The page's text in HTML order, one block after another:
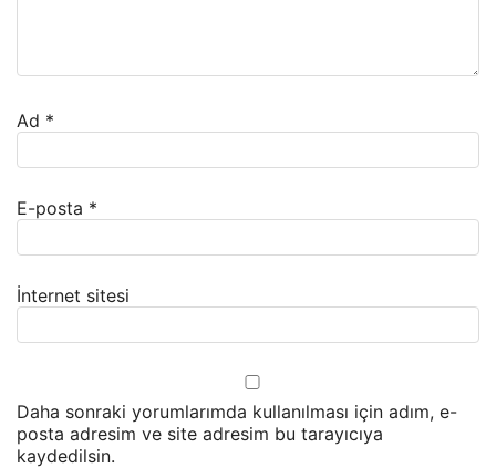
Ad *
E-posta *
İnternet sitesi
Daha sonraki yorumlarımda kullanılması için adım, e-
posta adresim ve site adresim bu tarayıcıya
kaydedilsin.